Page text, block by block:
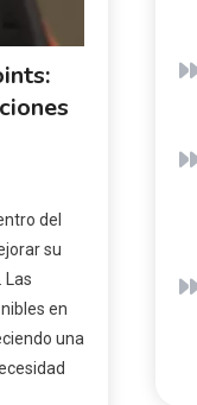
del
su
Las
en
una